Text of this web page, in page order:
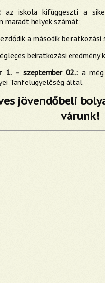
az iskola kifüggeszti a
maradt helyek számát;
a második beiratkozási
beiratkozási eredmény
1. – szeptember 02.:a
Tanfelügyelőség által.
jövendőbeli
várunk!